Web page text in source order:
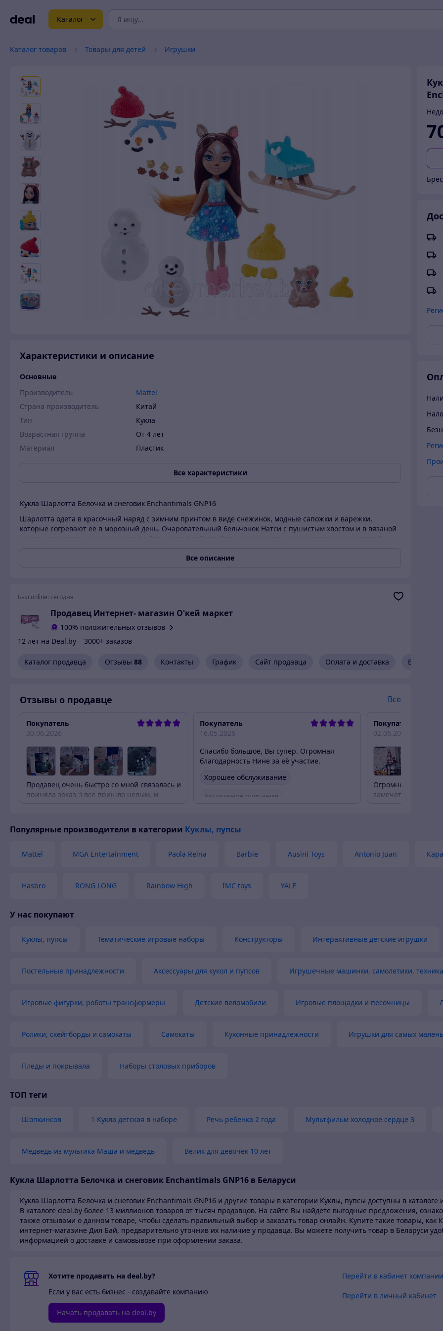
Каталог
Каталог товаров Товары для детей Игрушки
Характеристики и описание
Основные
Производитель
Mattel
Страна производитель
Китай
Тип
Кукла
Возрастная группа
От 4 лет
Материал
Пластик
Все характеристики
Кукла Шарлотта Белочка и снеговик Enchantimals GNP16
Шарлотта одета в красочный наряд с зимним принтом в виде снежинок, модные сапожки и варежки,
которые согревают её в морозный день. Очаровательный бельчонок Натси с пушистым хвостом и в вязаной
Страна бренда : США
Серия: Enchantimals
Гарантия качества: Оригинал
Возраст: от 4 лет
Материал изготовления : пластик, текстиль
Высота куклы : 15 см
Купить с доставкой по всей Беларуси можно в нашем интернет-магазине, оформив заказ через корзину
Все описание
Был online: сегодня
Продавец Интернет- магазин O'кей маркет
100% положительных отзывов
12 лет на Deal.by
3000+ заказов
Каталог продавца Отзывы 88 Контакты График Сайт продавца Оплата и доставка Возврат и
Отзывы о продавце Все
Покупатель
30.06.2026
Продавец очень быстро со мной связалась и
приняла заказ :) всё пришло целым, и
Быстро связались
Товар был в наличии
Покупатель
16.05.2026
Спасибо большое, Вы супер. Огромная
благодарность Нине за её участие.
Хорошее обслуживание
Актуальное описание
Быстро отправили товар
Вежливый продавец
Актуальная цена
Покупатель
02.05.2026
Огромное спасибо
замечательно.
Популярные производители в категории Куклы, пупсы
Mattel MGA Entertainment Paola Reina Barbie Ausini Toys Antonio Juan
Hasbro RONG LONG Rainbow High IMC toys YALE
У нас покупают
Куклы, пупсы Тематические игровые наборы Конструкторы Интерактивные детские игрушки
Постельные принадлежности Аксессуары для кукол и пупсов Игрушечные машинки, самолетики, техника
Игровые фигурки, роботы трансформеры Детские веломобили Игровые площадки и песочницы
Ролики, скейтборды и самокаты Самокаты Кухонные принадлежности Игрушки для самых
Пледы и покрывала Наборы столовых приборов
ТОП теги
Шопкинсов 1 Кукла детская в наборе Речь ребенка 2 года Мультфильм холодное сердце 3
Медведь из мультика Маша и медведь Велик для девочек 10 лет
Кукла Шарлотта Белочка и снеговик Enchantimals GNP16 в Беларуси
Кукла Шарлотта Белочка и снеговик Enchantimals GNP16 и другие товары в категории Куклы, пупсы доступны в каталоге
В каталоге deal.by более 13 миллионов товаров от тысяч продавцов. На сайте Вы найдете выгодные предложения,
также отзывами о данном товаре, чтобы сделать правильный выбор и заказать товар онлайн. Купите такие товары, как
интернет-магазине Дил Бай, предварительно уточнив их наличие у продавца. Вы можете получить товар в Беларуси
информацией о доставке и самовывозе при оформлении заказа.
Хотите продавать на deal.by?
Если у вас есть бизнес - создавайте компанию
Начать продавать на deal.by
Перейти в кабинет компании
Перейти в личный кабинет